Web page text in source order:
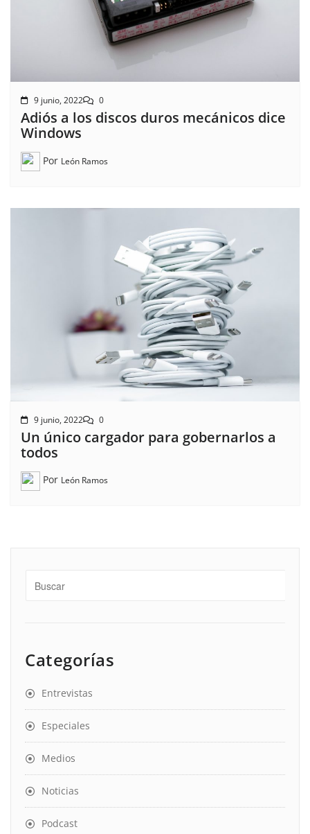
9 junio, 2022 0
Adiós a los discos duros mecánicos dice
Windows
Por León Ramos
9 junio, 2022 0
Un único cargador para gobernarlos a
todos
Por León Ramos
Categorías
Entrevistas
Especiales
Medios
Noticias
Podcast